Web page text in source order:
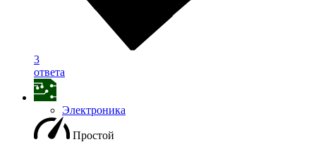
3
ответа
Электроника
Простой